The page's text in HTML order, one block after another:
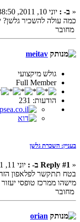
« ב- : יוני 10, 2011, 06:38:50 PM »
כמה עולה להשכיר גלשן?
מחובר
meitav
גולש מיקצועי
Full Member
הודעות: 231
בעניין: השכרת גלשן
« Reply #1 ב- :
יוני 11, 2011, 11:40:03 PM »
בטח תתקשר לפלאפון הזה 0504329001
מישהו ממרכז טופסי
מחובר
orian